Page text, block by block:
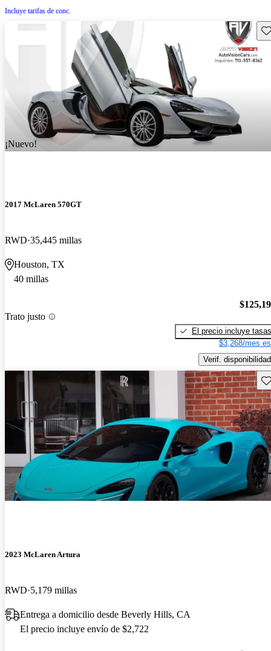
Incluye tarifas de conc.
¡Nuevo!
2017 McLaren 570GT
RWD 35,445 millas
Houston, TX
40 millas
Trato justo
El precio incluye tasas
$3,268/mes
Verif. disponibilidad
2023 McLaren Artura
RWD 5,179 millas
Entrega a domicilio desde Beverly Hills, CA
El precio incluye envío de $2,722